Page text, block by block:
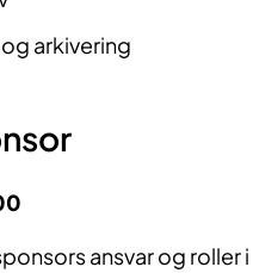
arkivering
ansvar og roller i